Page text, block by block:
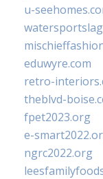
u-
eduwyre.com
retro-
theblvd-
fpet2023.org
e-
ngrc2022.org